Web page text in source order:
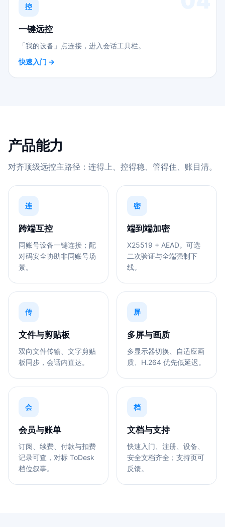
控
一键远控
「我的设备」点连接，进入会话工具栏。
快速入门 →
产品能力
对齐顶级远控主路径：连得上、控得稳、管得住、账目清。
连
跨端互控
同账号设备一键连接；配
对码安全协助非同账号场
景。
密
端到端加密
X25519 + AEAD。可选
二次验证与全端强制下
线。
传
文件与剪贴板
双向文件传输、文字剪贴
板同步，会话内直达。
屏
多屏与画质
多显示器切换、自适应画
质、H.264 优先低延迟。
会
会员与账单
订阅、续费、付款与扣费
记录可查，对标 ToDesk
档位叙事。
档
文档与支持
快速入门、注册、设备、
安全文档齐全；支持页可
反馈。